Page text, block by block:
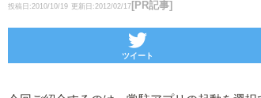
投稿日:2010/10/19 更新日:2012/02/17 [PR記事]
ツイート